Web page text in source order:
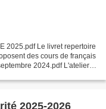
2025.pdf Le livret repertoire
des cours de français
2024.pdf L'atelier
2025-2026